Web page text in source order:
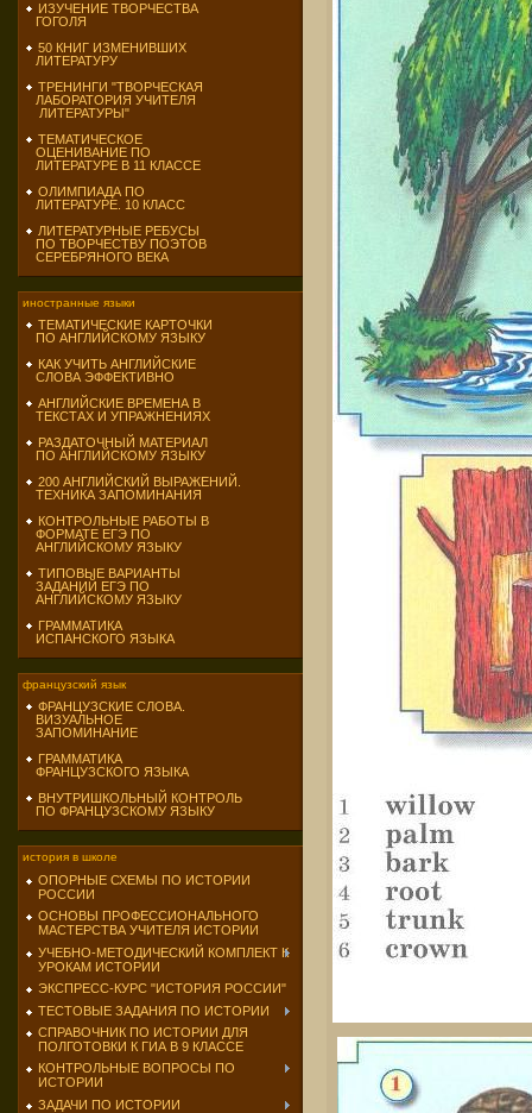
ИЗУЧЕНИЕ ТВОРЧЕСТВА
ГОГОЛЯ
50 КНИГ ИЗМЕНИВШИХ
ЛИТЕРАТУРУ
ТРЕНИНГИ "ТВОРЧЕСКАЯ
ЛАБОРАТОРИЯ УЧИТЕЛЯ
ЛИТЕРАТУРЫ"
ТЕМАТИЧЕСКОЕ
ОЦЕНИВАНИЕ ПО
ЛИТЕРАТУРЕ В 11 КЛАССЕ
ОЛИМПИАДА ПО
ЛИТЕРАТУРЕ. 10 КЛАСС
ЛИТЕРАТУРНЫЕ РЕБУСЫ
ПО ТВОРЧЕСТВУ ПОЭТОВ
СЕРЕБРЯНОГО ВЕКА
иностранные языки
ТЕМАТИЧЕСКИЕ КАРТОЧКИ
ПО АНГЛИЙСКОМУ ЯЗЫКУ
КАК УЧИТЬ АНГЛИЙСКИЕ
СЛОВА ЭФФЕКТИВНО
АНГЛИЙСКИЕ ВРЕМЕНА В
ТЕКСТАХ И УПРАЖНЕНИЯХ
РАЗДАТОЧНЫЙ МАТЕРИАЛ
ПО АНГЛИЙСКОМУ ЯЗЫКУ
200 АНГЛИЙСКИЙ ВЫРАЖЕНИЙ.
ТЕХНИКА ЗАПОМИНАНИЯ
КОНТРОЛЬНЫЕ РАБОТЫ В
ФОРМАТЕ ЕГЭ ПО
АНГЛИЙСКОМУ ЯЗЫКУ
ТИПОВЫЕ ВАРИАНТЫ
ЗАДАНИЙ ЕГЭ ПО
АНГЛИЙСКОМУ ЯЗЫКУ
ГРАММАТИКА
ИСПАНСКОГО ЯЗЫКА
французский язык
ФРАНЦУЗСКИЕ СЛОВА.
ВИЗУАЛЬНОЕ
ЗАПОМИНАНИЕ
ГРАММАТИКА
ФРАНЦУЗСКОГО ЯЗЫКА
ВНУТРИШКОЛЬНЫЙ КОНТРОЛЬ
ПО ФРАНЦУЗСКОМУ ЯЗЫКУ
история в школе
ОПОРНЫЕ СХЕМЫ ПО ИСТОРИИ
РОССИИ
ОСНОВЫ ПРОФЕССИОНАЛЬНОГО
МАСТЕРСТВА УЧИТЕЛЯ ИСТОРИИ
УЧЕБНО-МЕТОДИЧЕСКИЙ КОМПЛЕКТ К
УРОКАМ ИСТОРИИ
ЭКСПРЕСС-КУРС "ИСТОРИЯ РОССИИ"
ТЕСТОВЫЕ ЗАДАНИЯ ПО ИСТОРИИ
СПРАВОЧНИК ПО ИСТОРИИ ДЛЯ
ПОЛГОТОВКИ К ГИА В 9 КЛАССЕ
КОНТРОЛЬНЫЕ ВОПРОСЫ ПО
ИСТОРИИ
ЗАДАЧИ ПО ИСТОРИИ